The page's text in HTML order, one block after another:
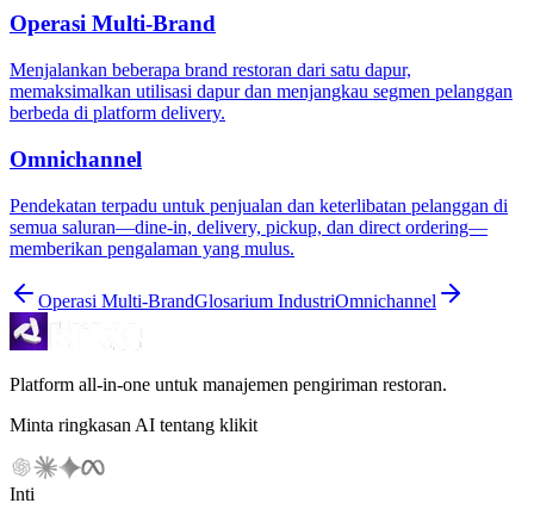
Operasi Multi-Brand
Menjalankan beberapa brand restoran dari satu dapur,
memaksimalkan utilisasi dapur dan menjangkau segmen pelanggan
berbeda di platform delivery.
Omnichannel
Pendekatan terpadu untuk penjualan dan keterlibatan pelanggan di
semua saluran—dine-in, delivery, pickup, dan direct ordering—
memberikan pengalaman yang mulus.
Operasi Multi-BrandGlosarium IndustriOmnichannel
Platform all-in-one untuk manajemen pengiriman restoran.
Minta ringkasan AI tentang klikit
Inti